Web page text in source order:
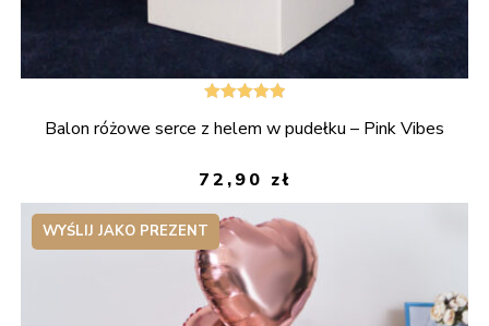
5.00na 5
Balon różowe serce z helem w pudełku – Pink Vibes
72,90 zł
WYŚLIJ JAKO PREZENT